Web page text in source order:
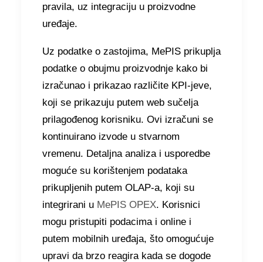
pravila, uz integraciju u proizvodne
uređaje.
Uz podatke o zastojima, MePIS prikuplja
podatke o obujmu proizvodnje kako bi
izračunao i prikazao različite KPI-jeve,
koji se prikazuju putem web sučelja
prilagođenog korisniku. Ovi izračuni se
kontinuirano izvode u stvarnom
vremenu. Detaljna analiza i usporedbe
moguće su korištenjem podataka
prikupljenih putem OLAP-a, koji su
integrirani u MePIS OPEX. Korisnici
mogu pristupiti podacima i online i
putem mobilnih uređaja, što omogućuje
upravi da brzo reagira kada se dogode